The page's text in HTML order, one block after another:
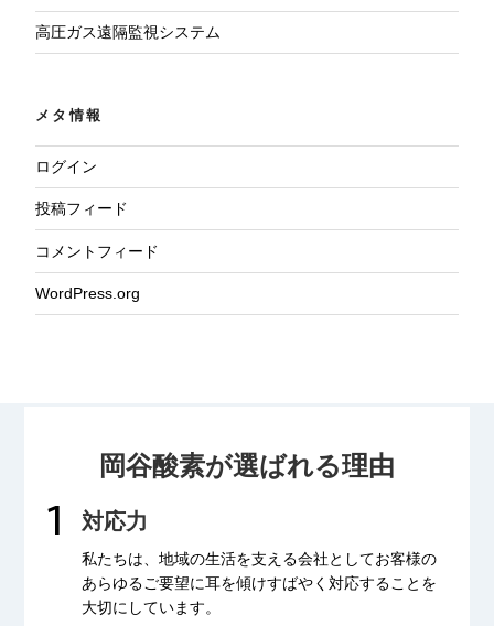
高圧ガス遠隔監視システム
メタ情報
ログイン
投稿フィード
コメントフィード
WordPress.org
岡谷酸素が選ばれる理由
対応力
私たちは、地域の生活を支える会社としてお客様の
あらゆるご要望に耳を傾けすばやく対応することを
大切にしています。